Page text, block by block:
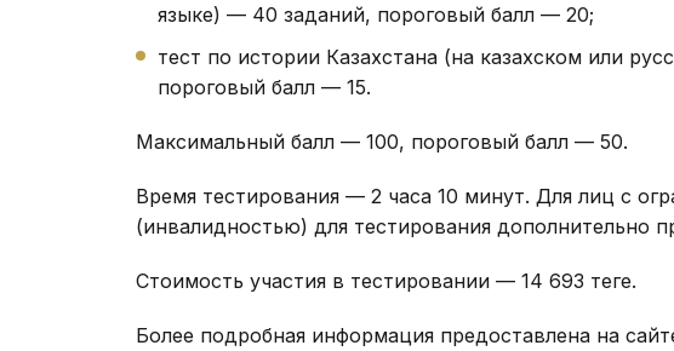
языке) — 40 заданий, пороговый балл — 20;
тест по истории Казахстана (на казахском или
пороговый балл — 15.
Максимальный балл — 100, пороговый балл — 50.
Время тестирования — 2 часа 10 минут. Для лиц с
(инвалидностью) для тестирования дополнительно
Стоимость участия в тестировании — 14 693 теңге.
Более подробная информация предоставлена на